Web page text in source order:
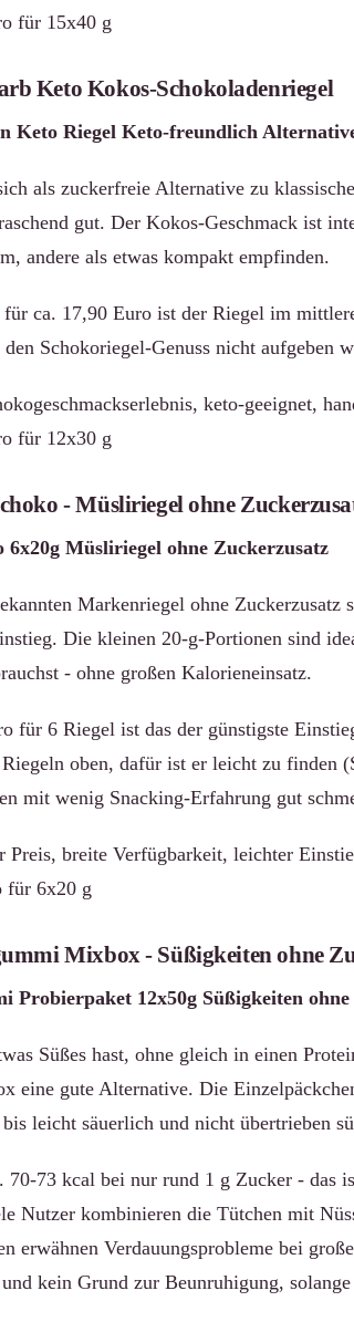
für 15x40 g
Keto Kokos-Schokoladenriegel
Keto Riegel Keto-freundlich
als zuckerfreie Alternative zu
gut. Der Kokos-Geschmack ist
andere als etwas kompakt empfinden.
ca. 17,90 Euro ist der Riegel im
Schokoriegel-Genuss nicht aufgeben
keto-geeignet,
für 12x30 g
- Müsliriegel ohne
6x20g Müsliriegel ohne Zuckerzusatz
Markenriegel ohne Zuckerzusatz
Die kleinen 20-g-Portionen sind
- ohne großen Kalorieneinsatz.
für 6 Riegel ist das der günstigste
oben, dafür ist er leicht zu finden
mit wenig Snacking-Erfahrung gut
Preis, breite Verfügbarkeit, leichter
für 6x20 g
Mixbox - Süßigkeiten ohne
Probierpaket 12x50g Süßigkeiten
Süßes hast, ohne gleich in einen
eine gute Alternative. Die
leicht säuerlich und nicht übertrieben
70-73 kcal bei nur rund 1 g Zucker - das
Nutzer kombinieren die Tütchen mit
erwähnen Verdauungsprobleme bei
kein Grund zur Beunruhigung,